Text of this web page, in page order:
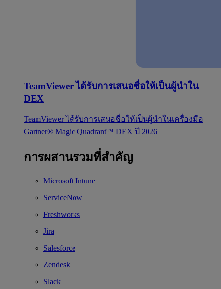
TeamViewer ได้รับการเสนอชื่อให้เป็นผู้นำใน
DEX
TeamViewer ได้รับการเสนอชื่อให้เป็นผู้นำในเครื่องมือ
Gartner® Magic Quadrant™ DEX ปี 2026
การผสานรวมที่สำคัญ
Microsoft Intune
ServiceNow
Freshworks
Jira
Salesforce
Zendesk
Slack